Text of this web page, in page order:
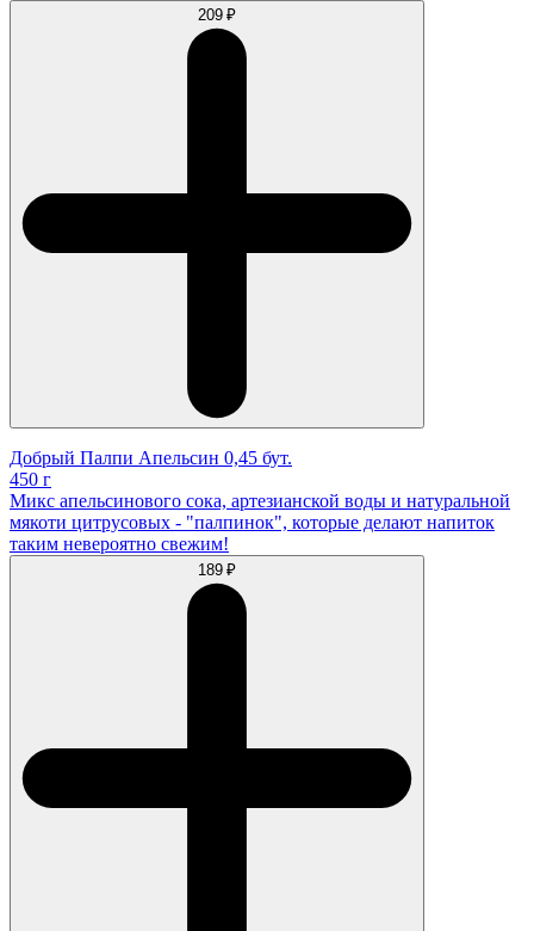
209 ₽
Добрый Палпи Апельсин 0,45 бут.
450 г
Микс апельсинового сока, артезианской воды и натуральной
мякоти цитрусовых - "палпинок", которые делают напиток
таким невероятно свежим!
189 ₽